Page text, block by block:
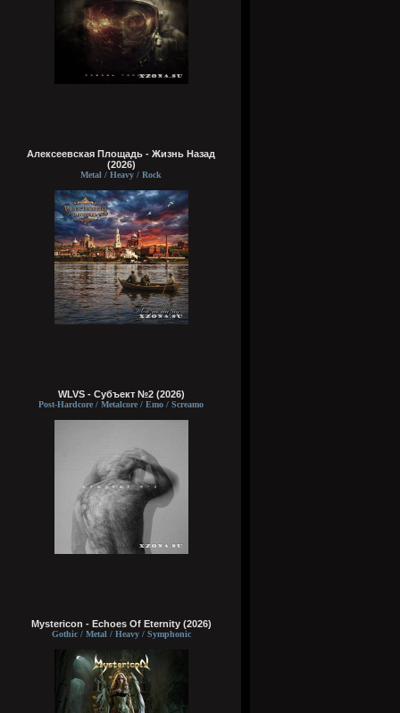
Алексеевская Площадь - Жизнь Назад
(2026)
Metal / Heavy / Rock
WLVS - Субъект №2 (2026)
Post-Hardcore / Metalcore / Emo / Screamo
Mystericon - Echoes Of Eternity (2026)
Gothic / Metal / Heavy / Symphonic